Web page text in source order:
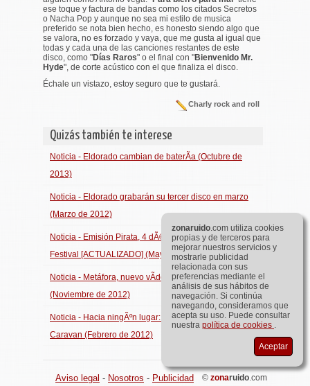
ese toque y factura de bandas como los citados Secretos
o Nacha Pop y aunque no sea mi estilo de musica
preferido se nota bien hecho, es honesto siendo algo que
se valora, no es forzado y vaya, que me gusta al igual que
todas y cada una de las canciones restantes de este
disco, como "Días Raros" o el final con "Bienvenido Mr.
Hyde", de corte acústico con el que finaliza el disco.
Échale un vistazo, estoy seguro que te gustará.
Charly rock and roll
Quizás también te interese
Noticia - Eldorado cambian de baterÃ­a (Octubre de
2013)
Noticia - Eldorado grabarán su tercer disco en marzo
(Marzo de 2012)
Noticia - Emisión Pirata, 4 dÃ©cadas de radio rock
Festival [ACTUALIZADO] (Mayo de 2012)
Noticia - Metáfora, nuevo vÃ­deo de Moebio
(Noviembre de 2012)
Noticia - Hacia ningÃºn lugar: Adelanto de Whisky
Caravan (Febrero de 2012)
Aviso legal - Nosotros - Publicidad © zonaruido.com
zonaruido.com utiliza cookies
propias y de terceros para
mejorar nuestros servicios y
mostrarle publicidad
relacionada con sus
preferencias mediante el
análisis de sus hábitos de
navegación. Si continúa
navegando, consideramos que
acepta su uso. Puede consultar
nuestra política de cookies .
Aceptar